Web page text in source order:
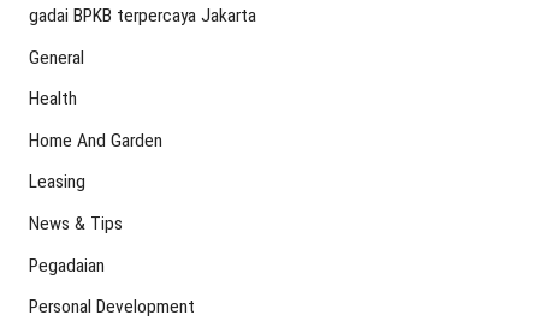
gadai BPKB terpercaya Jakarta
General
Health
Home And Garden
Leasing
News & Tips
Pegadaian
Personal Development